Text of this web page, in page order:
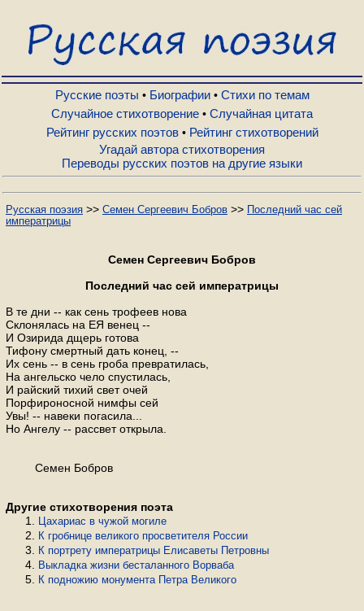
Русские поэты
Биографии
Стихи по темам
Случайное стихотворение
Рейтинг русских поэтов
Рейтинг стихотворений
Русские поэты • Биографии• Стихи по темам
Случайное стихотворение • Случайная цитата
Рейтинг русских поэтов• Рейтинг стихотворений
Угадай автора стихотворения
Переводы русских поэтов на другие языки
Русская поэзия >> Семен Сергеевич Бобров >> Последний час сей
императрицы
Семен Сергеевич Бобров
Последний час сей императрицы
В те дни -- как сень трофеев нова
Склонялась на ЕЯ венец --
И Озирида дщерь готова
Тифону смертный дать конец, --
Их сень -- в сень гроба превратилась,
На ангельско чело спустилась,
И райский тихий свет очей
Порфироносной нимфы сей
Увы! -- навеки погасила...
Но Ангелу -- рассвет открыла.
Семен Бобров
Другие стихотворения поэта
Цахариас в чужой могиле
К гробнице великого просветителя России
К портрету императрицы Елисаветы Петровны
Выкладка жизни бесталанного Ворваба
К подножию монумента Петра Великого